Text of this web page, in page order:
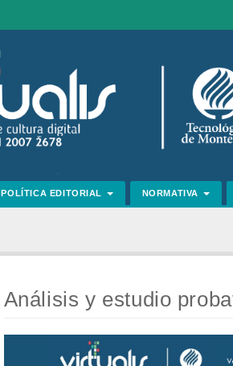
POLÍTICA EDITORIAL NORMATIVA
Análisis y estudio